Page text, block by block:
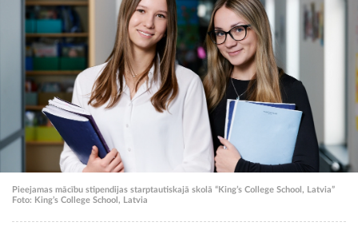
Pieejamas mācību stipendijas starptautiskajā skolā “King’s College School, Latvia”
Foto: King’s College School, Latvia